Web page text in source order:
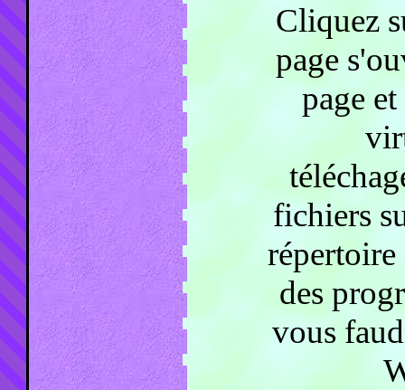
Cliquez
page
page
fichiers
répertoire
des
vous